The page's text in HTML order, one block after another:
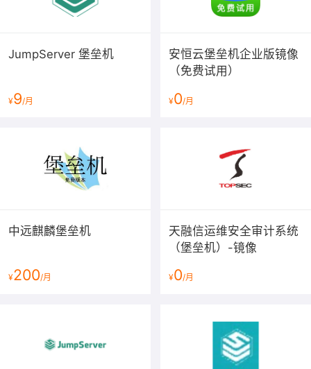
JumpServer 堡垒机
¥9/月
安恒云堡垒机企业版镜像
（免费试用）
¥0/月
中远麒麟堡垒机
¥200/月
天融信运维安全审计系统
（堡垒机）-镜像
¥0/月